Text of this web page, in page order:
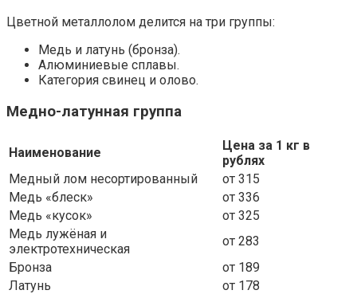
Цветной металлолом делится на три группы:
Медь и латунь (бронза).
Алюминиевые сплавы.
Категория свинец и олово.
Медно-латунная группа
Наименование
Цена за 1 кг в
рублях
Медный лом несортированный
от 315
Медь «блеск»
от 336
Медь «кусок»
от 325
Медь лужёная и
электротехническая
от 283
Бронза
от 189
Латунь
от 178